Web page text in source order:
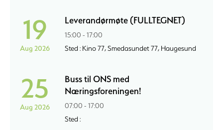
19
Aug 2026
Leverandørmøte (FULLTEGNET)
15:00 - 17:00
Sted : Kino 77, Smedasundet 77, Haugesund
25
Aug 2026
Buss til ONS med
Næringsforeningen!
07:00 - 17:00
Sted :